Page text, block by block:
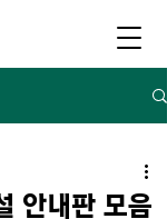
안내판 모음